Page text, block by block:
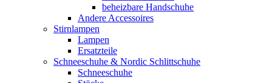
beheizbare Handschuhe
Andere Accessoires
Stirnlampen
Lampen
Ersatzteile
Schneeschuhe & Nordic Schlittschuhe
Schneeschuhe